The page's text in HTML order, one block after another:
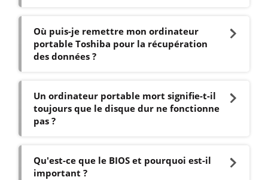
Où puis-je remettre mon ordinateur
portable Toshiba pour la récupération
des données ?
Un ordinateur portable mort signifie-t-il
toujours que le disque dur ne fonctionne
pas ?
Qu'est-ce que le BIOS et pourquoi est-il
important ?